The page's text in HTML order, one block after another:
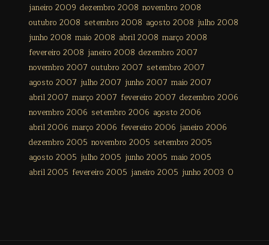
janeiro 2009 dezembro 2008 novembro 2008
outubro 2008 setembro 2008 agosto 2008 julho 2008
junho 2008 maio 2008 abril 2008 março 2008
fevereiro 2008 janeiro 2008 dezembro 2007
novembro 2007 outubro 2007 setembro 2007
agosto 2007 julho 2007 junho 2007 maio 2007
abril 2007 março 2007 fevereiro 2007 dezembro 2006
novembro 2006 setembro 2006 agosto 2006
abril 2006 março 2006 fevereiro 2006 janeiro 2006
dezembro 2005 novembro 2005 setembro 2005
agosto 2005 julho 2005 junho 2005 maio 2005
abril 2005 fevereiro 2005 janeiro 2005 junho 2003 0